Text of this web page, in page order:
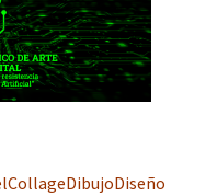
CollageDibujoDiseño